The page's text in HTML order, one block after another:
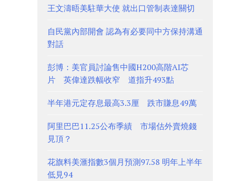
王文濤晤美駐華大使 就出口管制表達關切
自民黨內部開會 認為有必要同中方保持溝通
對話
彭博：美官員討論售中國H200高階AI芯
片 英偉達跌幅收窄 道指升493點
半年港元定存息最高3.3厘 跌市賺息49萬
阿里巴巴11.25公布季績 市場估外賣燒錢
見頂？
花旗料美滙指數3個月預測97.58 明年上半年
低見94